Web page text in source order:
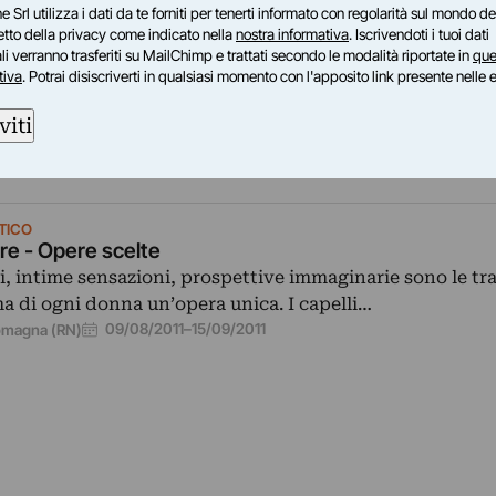
- Istinti Estinti
Arianna Bonamore con la partecipazione di Cristiana
Lucio De Angelis ( progetto audio) Angelo
- Opere scelte
intime sensazioni, prospettive immaginarie sono le
di ogni donna un’opera unica. I capelli…
(RN) 09/08/2011–15/09/2011
Srl utilizza i dati da te forniti per tenerti informato con regolarità sul mondo
della privacy come indicato nellanostra informativa. Iscrivendoti i tuoi dati
verranno trasferiti su MailChimp e trattati secondo le modalità riportate in
. Potrai disiscriverti in qualsiasi momento con l'apposito link presente nelle